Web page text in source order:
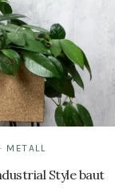
· METALL
Style baut